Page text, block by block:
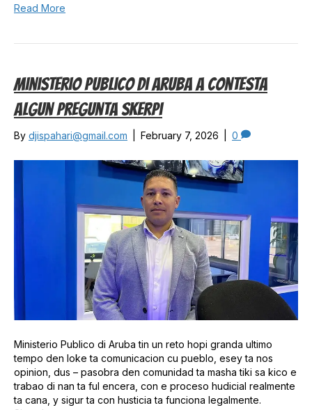
Read More
Ministerio Publico Di Aruba A Contesta
Algun Pregunta Skerpi
By djispahari@gmail.com February 7, 2026 0
Ministerio Publico di Aruba tin un reto hopi granda ultimo
tempo den loke ta comunicacion cu pueblo, esey ta nos
opinion, dus – pasobra den comunidad ta masha tiki sa kico e
trabao di nan ta ful encera, con e proceso hudicial realmente
ta cana, y sigur ta con husticia ta funciona legalmente.